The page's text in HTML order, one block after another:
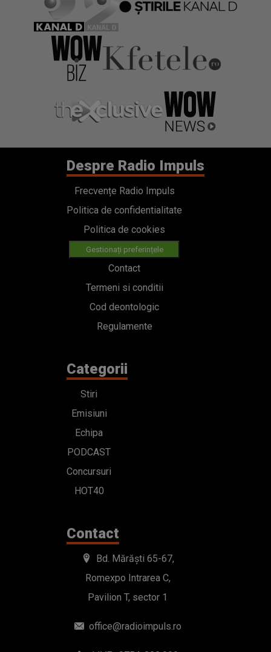
Despre Radio Impuls
Frecvențe Radio Impuls
Politica de confidentialitate
Politica de cookies
Gestionați preferințele
Contact
Termeni si conditii
Cod deontologic
Regulamente
Categorii
Stiri
Emisiuni
Echipa
PODCAST
Concursuri
HOT40
Contact
Bd. Mărăști 65-67,
Romexpo Intrarea C,
Pavilion T, sector 1
office@radioimpuls.ro